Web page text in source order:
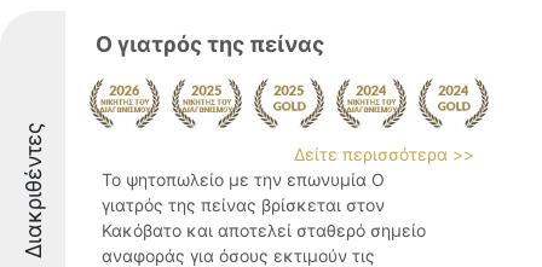
Διακριθέντες
Ο γιατρός της πείνας
Δείτε περισσότερα >>
Το ψητοπωλείο με την επωνυμία Ο
γιατρός της πείνας βρίσκεται στον
Κακόβατο και αποτελεί σταθερό σημείο
αναφοράς για όσους εκτιμούν τις